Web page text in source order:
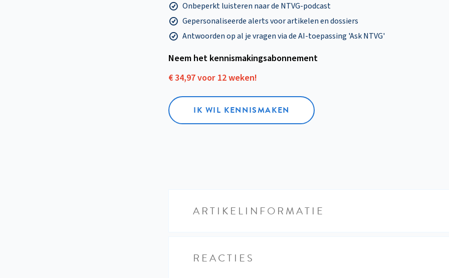
Onbeperkt luisteren naar de NTVG-podcast
Gepersonaliseerde alerts voor artikelen en dossiers
Antwoorden op al je vragen via de AI-toepassing 'Ask NTVG'
Neem het kennismakings­abonnement
€ 34,97 voor 12 weken!
IK WIL KENNISMAKEN
ARTIKELINFORMATIE
REACTIES